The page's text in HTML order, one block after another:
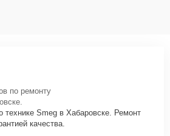
варочной панели Smeg SIM91B
необходимым вопросам, запишут на
вариантами курьерской доставки или
в удобное время и место.
по ремонту
технике Smeg в Хабаровске. Ремонт
качества.